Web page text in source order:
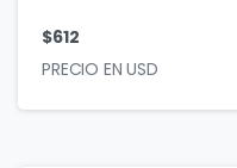
$612